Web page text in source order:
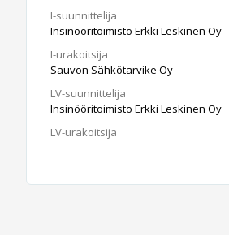
I-suunnittelija
Insinööritoimisto Erkki Leskinen Oy
I-urakoitsija
Sauvon Sähkötarvike Oy
LV-suunnittelija
Insinööritoimisto Erkki Leskinen Oy
LV-urakoitsija